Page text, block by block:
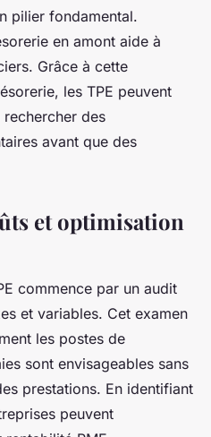
pilier fondamental.
en amont aide à
Grâce à cette
les TPE peuvent
des
avant que des
et optimisation
commence par un audit
et variables. Cet examen
les postes de
sont envisageables sans
prestations. En identifiant
peuvent